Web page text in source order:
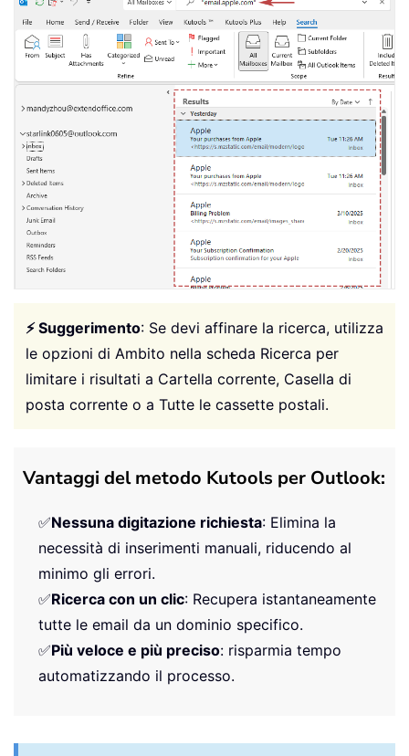
⚡ Suggerimento: Se devi affinare la ricerca, utilizza
le opzioni di Ambito nella scheda Ricerca per
limitare i risultati a Cartella corrente, Casella di
posta corrente o a Tutte le cassette postali.
Vantaggi del metodo Kutools per Outlook:
✅Nessuna digitazione richiesta: Elimina la
necessità di inserimenti manuali, riducendo al
minimo gli errori.
✅Ricerca con un clic: Recupera istantaneamente
tutte le email da un dominio specifico.
✅Più veloce e più preciso: risparmia tempo
automatizzando il processo.